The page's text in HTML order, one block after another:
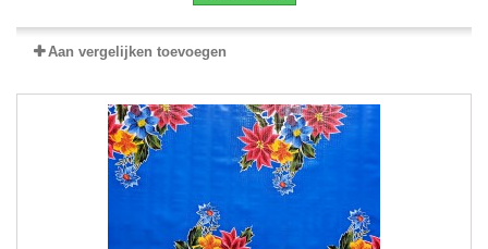
Aan vergelijken toevoegen